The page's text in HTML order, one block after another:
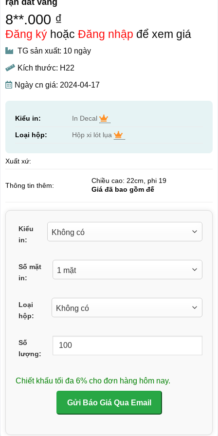
8**.000 ₫
Đăng kýhoặc Đăng nhập để xem giá
TG sản xuất: 10 ngày
Kích thước: H22
Ngày cn giá: 2024-04-17
Kiểu in: In Decal
Loại hộp: Hộp xi lót lụa
Xuất xứ:
Thông tin thêm:
Chiều cao: 22cm, phi 19
Giá đã bao gồm đế
Kiểu
in:
Số mặt
in:
Loại
hộp:
Số
lượng:
Chiết khấu tối đa 6% cho đơn hàng hôm nay.
Gửi Báo Giá Qua Email